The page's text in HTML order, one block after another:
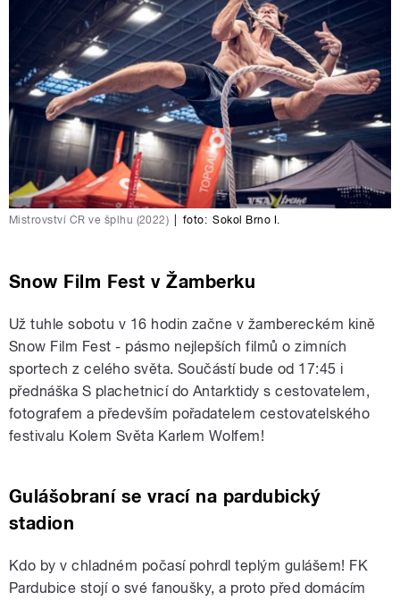
Mistrovství ČR ve šplhu (2022) foto: Sokol Brno I.
Snow Film Fest v Žamberku
Už tuhle sobotu v 16 hodin začne v žambereckém kině
Snow Film Fest - pásmo nejlepších filmů o zimních
sportech z celého světa. Součástí bude od 17:45 i
přednáška S plachetnicí do Antarktidy s cestovatelem,
fotografem a především pořadatelem cestovatelského
festivalu Kolem Světa Karlem Wolfem!
Gulášobraní se vrací na pardubický
stadion
Kdo by v chladném počasí pohrdl teplým gulášem! FK
Pardubice stojí o své fanoušky, a proto před domácím